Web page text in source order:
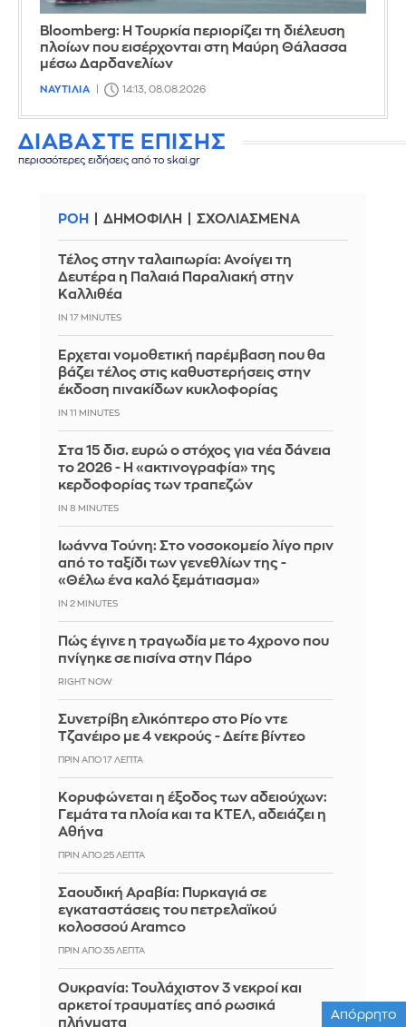
Bloomberg: Η Τουρκία περιορίζει τη διέλευση
πλοίων που εισέρχονται στη Μαύρη Θάλασσα
μέσω Δαρδανελίων
ΝΑΥΤΙΛΙΑ 14:13, 08.08.2026
ΔΙΑΒΑΣΤΕ ΕΠΙΣΗΣ
περισσότερες ειδήσεις από το skai.gr
ΡΟΗ ΔΗΜΟΦΙΛΗ ΣΧΟΛΙΑΣΜΕΝΑ
Τέλος στην ταλαιπωρία: Ανοίγει τη
Δευτέρα η Παλαιά Παραλιακή στην
Καλλιθέα
IN 17 MINUTES
Έρχεται νομοθετική παρέμβαση που θα
βάζει τέλος στις καθυστερήσεις στην
έκδοση πινακίδων κυκλοφορίας
IN 11 MINUTES
Στα 15 δισ. ευρώ ο στόχος για νέα δάνεια
το 2026 - Η «ακτινογραφία» της
κερδοφορίας των τραπεζών
IN 8 MINUTES
Ιωάννα Τούνη: Στο νοσοκομείο λίγο πριν
από το ταξίδι των γενεθλίων της -
«Θέλω ένα καλό ξεμάτιασμα»
IN 2 MINUTES
Πώς έγινε η τραγωδία με το 4χρονο που
πνίγηκε σε πισίνα στην Πάρο
RIGHT NOW
Συνετρίβη ελικόπτερο στο Ρίο ντε
Τζανέιρο με 4 νεκρούς - Δείτε βίντεο
ΠΡΙΝ ΑΠΌ 17 ΛΕΠΤΆ
Κορυφώνεται η έξοδος των αδειούχων:
Γεμάτα τα πλοία και τα ΚΤΕΛ, αδειάζει η
Αθήνα
ΠΡΙΝ ΑΠΌ 26 ΛΕΠΤΆ
Σαουδική Αραβία: Πυρκαγιά σε
εγκαταστάσεις του πετρελαϊκού
κολοσσού Aramco
ΠΡΙΝ ΑΠΌ 35 ΛΕΠΤΆ
Ουκρανία: Τουλάχιστον 3 νεκροί και
αρκετοί τραυματίες από ρωσικά
πλήγματα
Απόρρητο